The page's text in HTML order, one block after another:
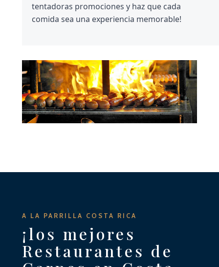
tentadoras promociones y haz que cada
comida sea una experiencia memorable!
A LA PARRILLA COSTA RICA
¡los mejores
Restaurantes de